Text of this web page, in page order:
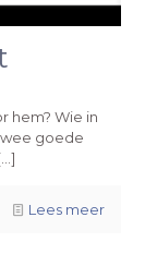
hem? Wie in
goede
Lees meer